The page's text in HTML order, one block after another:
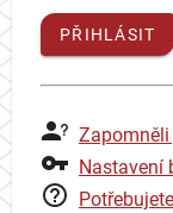
PŘIHLÁSIT
Zapomněli
Nastavení